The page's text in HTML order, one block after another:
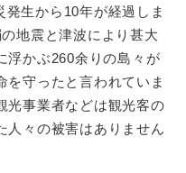
生から10年が経過しま
地震と津波により甚大
浮かぶ260余りの島々が
を守ったと言われていま
光事業者などは観光客の
人々の被害はありません